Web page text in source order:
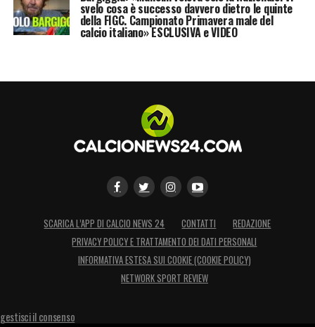
svelo cosa è successo davvero dietro le quinte
della FIGC. Campionato Primavera male del
calcio italiano» ESCLUSIVA e VIDEO
SCARICA L’APP DI CALCIO NEWS 24 CONTATTI
REDAZIONE
PRIVACY POLICY E TRATTAMENTO DEI DATI PERSONALI
INFORMATIVA ESTESA SUI COOKIE (COOKIE POLICY)
NETWORK SPORT REVIEW
gestisci il consenso